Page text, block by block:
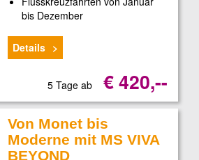
bis Dezember
Details
5 Tage ab € 420,--
Von Monet bis
Moderne mit MS VIVA
BEYOND